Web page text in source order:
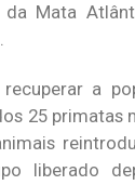
da Mata
recuperar a
25 primatas
liberado